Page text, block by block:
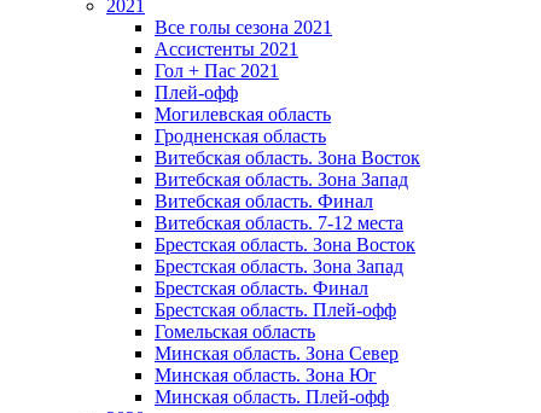
2021
Все голы сезона 2021
Ассистенты 2021
Гол + Пас 2021
Плей-офф
Могилевская область
Гродненская область
Витебская область. Зона Восток
Витебская область. Зона Запад
Витебская область. Финал
Витебская область. 7-12 места
Брестская область. Зона Восток
Брестская область. Зона Запад
Брестская область. Финал
Брестская область. Плей-офф
Гомельская область
Минская область. Зона Север
Минская область. Зона Юг
Минская область. Плей-офф